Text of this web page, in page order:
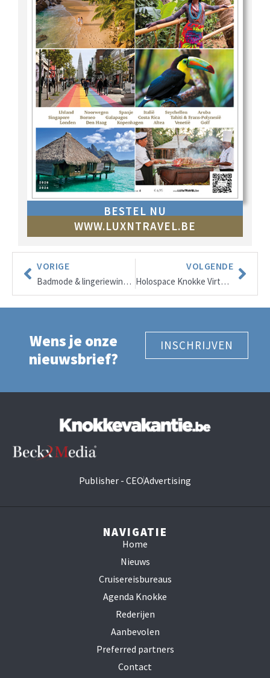
BESTEL NU
WWW.LUXNTRAVEL.BE
VORIGE
Badmode & lingeriewinkels in Knokke, Knokke-Heist, aanrader door LUX & TRAVEL® magazine
VOLGENDE
Holospace Knokke Virtual Reality Center
Wens je onze
nieuwsbrief?
INSCHRIJVEN
Publisher - CEOAdvertising
NAVIGATIE
Home
Nieuws
Cruisereisbureaus
Agenda Knokke
Rederijen
Aanbevolen
Preferred partners
Contact